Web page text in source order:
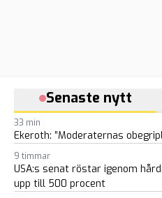
Senaste nytt
33 min
Ekeroth: ”Moderaternas
9 timmar
USA:s senat röstar igenom
upp till 500 procent